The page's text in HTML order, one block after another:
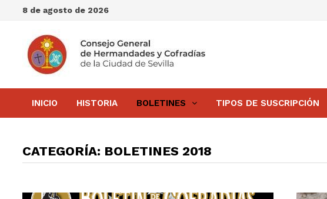
Saltar
contenido
8 de agosto de 2026
INICIO HISTORIA BOLETINES TIPOS DE SUSCRIPCIÓN
CATEGORÍA: BOLETINES 2018